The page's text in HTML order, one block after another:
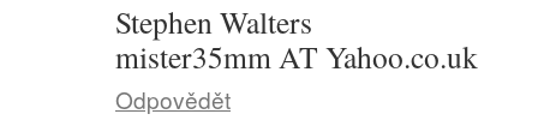
Stephen Walters
mister35mm AT Yahoo.co.uk
Odpovědět